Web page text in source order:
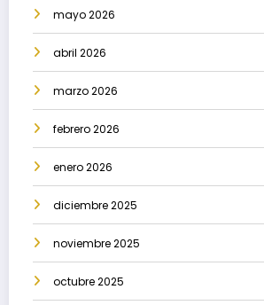
mayo 2026
abril 2026
marzo 2026
febrero 2026
enero 2026
diciembre 2025
noviembre 2025
octubre 2025